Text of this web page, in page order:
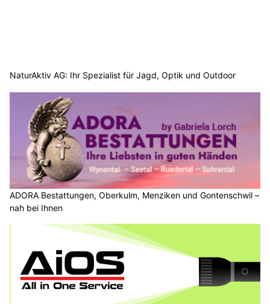
NaturAktiv AG: Ihr Spezialist für Jagd, Optik und Outdoor
ADORA Bestattungen, Oberkulm, Menziken und Gontenschwil –
nah bei Ihnen